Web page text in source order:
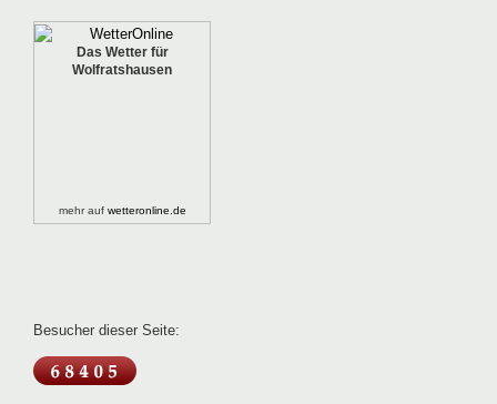
Das Wetter für
Wolfratshausen
mehr auf wetteronline.de
Besucher dieser Seite: